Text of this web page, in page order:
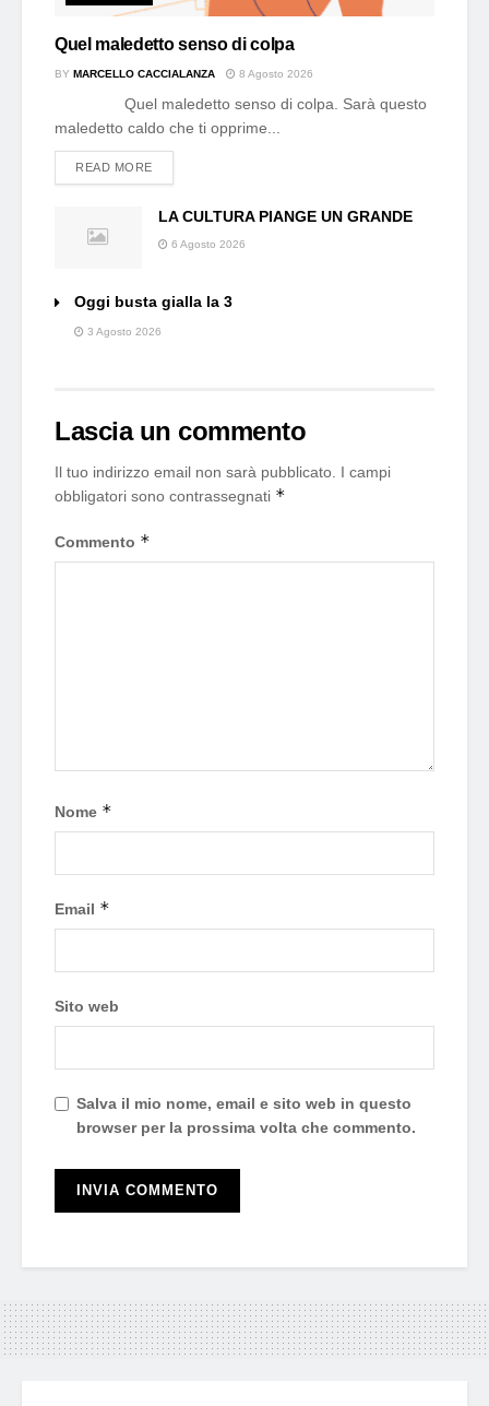
Quel maledetto senso di colpa
BY MARCELLO CACCIALANZA 8 Agosto 2026
Quel maledetto senso di colpa. Sarà questo
maledetto caldo che ti opprime...
READ MOREDETAILS
LA CULTURA PIANGE UN GRANDE
6 Agosto 2026
Oggi busta gialla la 3
3 Agosto 2026
Lascia un commento
Il tuo indirizzo email non sarà pubblicato. I campi
obbligatori sono contrassegnati *
Commento *
Nome *
Email *
Sito web
Salva il mio nome, email e sito web in questo
browser per la prossima volta che commento.